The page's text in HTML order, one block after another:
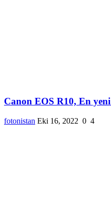
Canon EOS R10, En
fotonistan Eki 16, 2022 0 4